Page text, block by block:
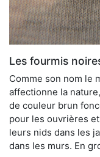
Les fourmis
Comme son nom le
affectionne la
de couleur brun
pour les ouvrières
leurs nids dans les
dans les murs. En